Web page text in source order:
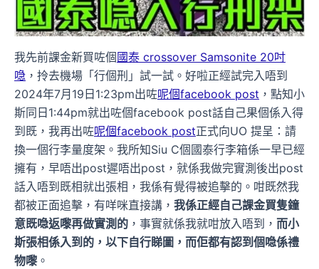
我先前課金新買咗個 國泰 crossover Samsonite 20吋
喼 ，拎去機場「行個刑」試一試。好啦正經試完入唔到
2024年7月19日1:23pm出咗呢個facebook post ，點知小
斯同日1:44pm就出咗個facebook post話自己果個係入得
到既，我再出咗呢個facebook post正式向UO 提呈：請
換一個行李量度架。我所知Siu C個國泰行李箱係一早已經
擁有，早唔出post遲唔出post，就係我做完實測後出post
話入唔到既相就出張相，我係有覺得被追擊的。咁既然我
都被正面追擊，有咩咪直接講， 我係正經自己課金買隻鐘
意既喼返嚟再做實測的 ，事實就係我就咁放入唔到， 而小
斯張相係入到的，以下自行睇圖，而佢都有認到個喼係禮
物嚟。